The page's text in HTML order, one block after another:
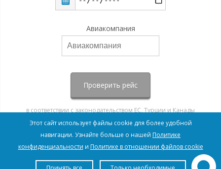
Авиакомпания
Проверить рейс
в соответствии с законодательством ЕС, Турции и Канады
Этот сайт использует файлы cookie для более удобной
навигации. Узнайте больше о нашей Политике
конфиденциальности и Политике в отношении файлов cookie